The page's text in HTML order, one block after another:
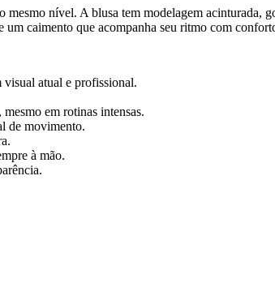
nível. A blusa tem modelagem acinturada,
caimento que acompanha seu ritmo com
visual atual e profissional.
em rotinas intensas.
de movimento.
à mão.